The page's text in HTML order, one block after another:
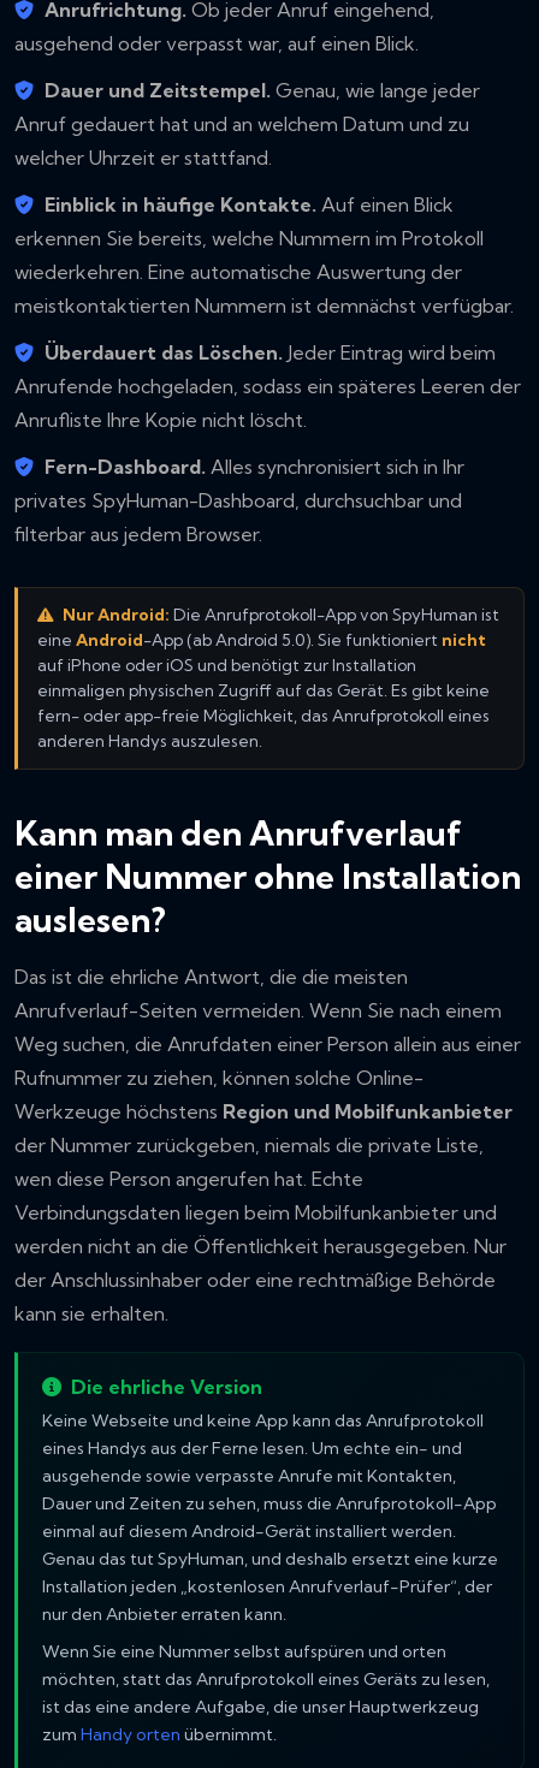
Anrufrichtung. Ob jeder Anruf eingehend,
ausgehend oder verpasst war, auf einen Blick.
Dauer und Zeitstempel. Genau, wie lange jeder
Anruf gedauert hat und an welchem Datum und zu
welcher Uhrzeit er stattfand.
Einblick in häufige Kontakte. Auf einen Blick
erkennen Sie bereits, welche Nummern im Protokoll
wiederkehren. Eine automatische Auswertung der
meistkontaktierten Nummern ist demnächst verfügbar.
Überdauert das Löschen. Jeder Eintrag wird beim
Anrufende hochgeladen, sodass ein späteres Leeren der
Anrufliste Ihre Kopie nicht löscht.
Fern-Dashboard. Alles synchronisiert sich in Ihr
privates SpyHuman-Dashboard, durchsuchbar und
filterbar aus jedem Browser.
Nur Android: Die Anrufprotokoll-App von SpyHuman ist
eine Android-App (ab Android 5.0). Sie funktioniert nicht
auf iPhone oder iOS und benötigt zur Installation
einmaligen physischen Zugriff auf das Gerät. Es gibt keine
fern- oder app-freie Möglichkeit, das Anrufprotokoll eines
anderen Handys auszulesen.
Kann man den Anrufverlauf
einer Nummer ohne Installation
auslesen?
Das ist die ehrliche Antwort, die die meisten
Anrufverlauf-Seiten vermeiden. Wenn Sie nach einem
Weg suchen, die Anrufdaten einer Person allein aus einer
Rufnummer zu ziehen, können solche Online-
Werkzeuge höchstens Region und Mobilfunkanbieter
der Nummer zurückgeben, niemals die private Liste,
wen diese Person angerufen hat. Echte
Verbindungsdaten liegen beim Mobilfunkanbieter und
werden nicht an die Öffentlichkeit herausgegeben. Nur
der Anschlussinhaber oder eine rechtmäßige Behörde
kann sie erhalten.
Die ehrliche Version
Keine Webseite und keine App kann das Anrufprotokoll
eines Handys aus der Ferne lesen. Um echte ein- und
ausgehende sowie verpasste Anrufe mit Kontakten,
Dauer und Zeiten zu sehen, muss die Anrufprotokoll-App
einmal auf diesem Android-Gerät installiert werden.
Genau das tut SpyHuman, und deshalb ersetzt eine kurze
Installation jeden „kostenlosen Anrufverlauf-Prüfer“, der
nur den Anbieter erraten kann.
Wenn Sie eine Nummer selbst aufspüren und orten
möchten, statt das Anrufprotokoll eines Geräts zu lesen,
ist das eine andere Aufgabe, die unser Hauptwerkzeug
zum Handy orten übernimmt.